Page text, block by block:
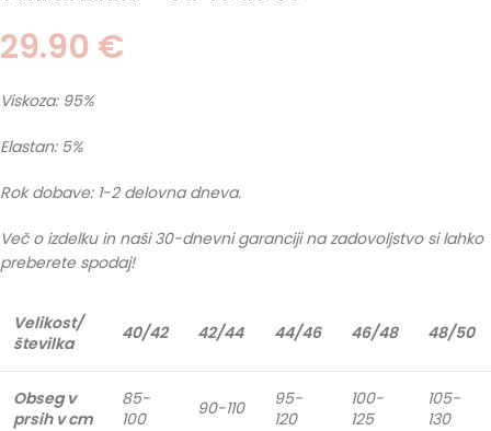
29.90 €
Viskoza: 95%
Elastan: 5%
Rok dobave: 1-2 delovna dneva.
Več o izdelku in naši 30-dnevni garanciji na zadovoljstvo si lahko
preberete spodaj!
Velikost/
številka
40/42 42/44 44/46 46/48 48/50
Obseg v
prsih v cm
85-
100
90-110
95-
120
100-
125
105-
130